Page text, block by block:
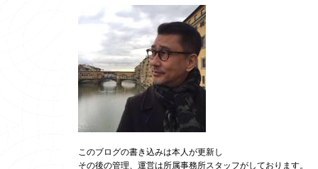
このブログの書き込みは本人が更新し
その後の管理、運営は所属事務所スタッフがしております。